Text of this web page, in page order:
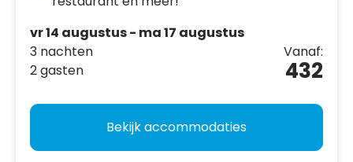
vr 14 augustus - ma 17 augustus
3 nachten
2 gasten
Vanaf:
432
Bekijk accommodaties